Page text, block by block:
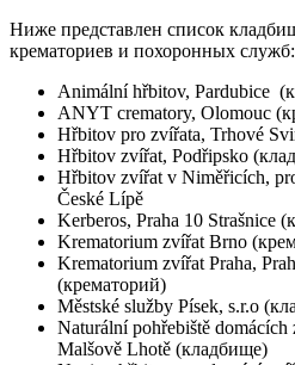
Ниже представлен список
крематориев и похоронных служб:
Animální hřbitov, Pardubice
ANYT crematory, Olomouc
Hřbitov pro zvířata, Trhové
Hřbitov zvířat, Podřipsko
Hřbitov zvířat v Niměřicích,
České Lípě
Kerberos, Praha 10 Strašnice
Krematorium zvířat Brno
Krematorium zvířat Praha,
(крематорий)
Městské služby Písek, s.r.o
Naturální pohřebiště
Malšově Lhotě (кладбище)